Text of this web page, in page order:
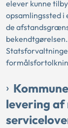
elever kunne
opsamlingssted i
de
bekendtgørelsen.
levering af